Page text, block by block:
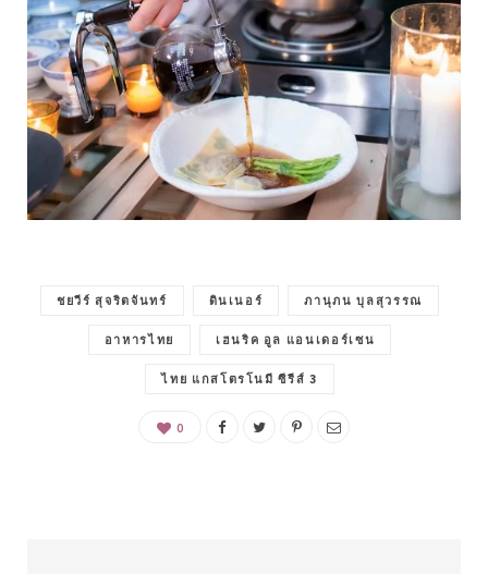
ชยวีร์ สุจริตจันทร์ ดินเนอร์ ภานุภน บุลสุวรรณ
อาหารไทย เฮนริค อูล แอนเดอร์เซน
ไทย แกสโตรโนมี ซีรีส์ 3
0